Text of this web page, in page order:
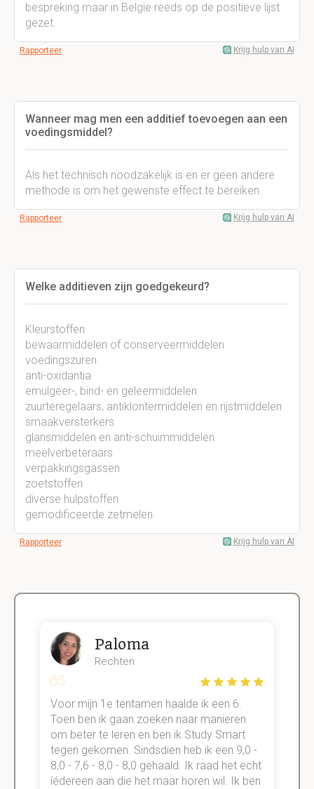
bespreking maar in Belgie reeds op de positieve lijst
gezet.
Rapporteer Krijg hulp van AI
Wanneer mag men een additief toevoegen aan een
voedingsmiddel?
Als het technisch noodzakelijk is en er geen andere
methode is om het gewenste effect te bereiken.
Rapporteer Krijg hulp van AI
Welke additieven zijn goedgekeurd?
Kleurstoffen
bewaarmiddelen of conserveermiddelen
voedingszuren
anti-oxidantia
emulgeer-, bind- en geleermiddelen
zuurteregelaars, antiklontermiddelen en rijstmiddelen
smaakversterkers
glansmiddelen en anti-schuimmiddelen
meelverbeteraars
verpakkingsgassen
zoetstoffen
diverse hulpstoffen
gemodificeerde zetmelen
Rapporteer Krijg hulp van AI
Paloma
Rechten
Voor mijn 1e tentamen haalde ik een 6.
Toen ben ik gaan zoeken naar manieren
om beter te leren en ben ik Study Smart
tegen gekomen. Sindsdien heb ik een 9,0 -
8,0 - 7,6 - 8,0 - 8,0 gehaald. Ik raad het echt
íédereen aan die het maar horen wil. Ik ben